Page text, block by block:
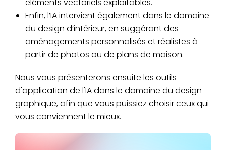
Enfin, l’IA intervient également dans le domaine
du design d’intérieur, en suggérant des
aménagements personnalisés et réalistes à
partir de photos ou de plans de maison.
Nous vous présenterons ensuite les outils
d'application de l'IA dans le domaine du design
graphique, afin que vous puissiez choisir ceux qui
vous conviennent le mieux.